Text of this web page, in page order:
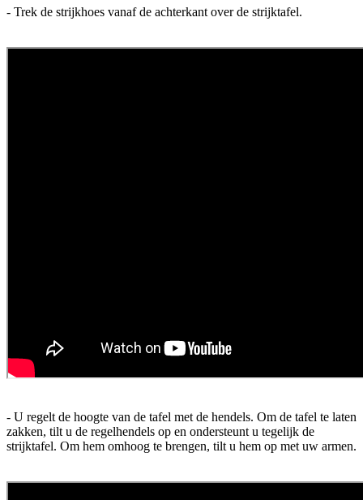
- Trek de strijkhoes vanaf de achterkant over de strijktafel.
- U regelt de hoogte van de tafel met de hendels. Om de tafel te laten
zakken, tilt u de regelhendels op en ondersteunt u tegelijk de
strijktafel. Om hem omhoog te brengen, tilt u hem op met uw armen.